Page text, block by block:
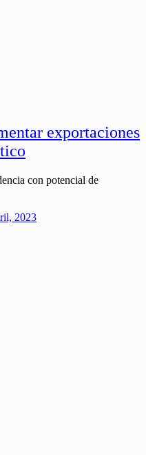
exportaciones
con potencial de
2023